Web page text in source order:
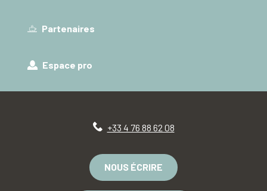
Partenaires
Espace pro
+33 4 76 88 62 08
NOUS ÉCRIRE